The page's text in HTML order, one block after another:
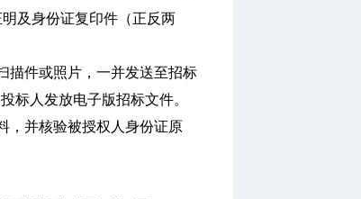
及身份证复印件（正反两
件或照片，一并发送至招标
标人发放电子版招标文件。
并核验被授权人身份证原